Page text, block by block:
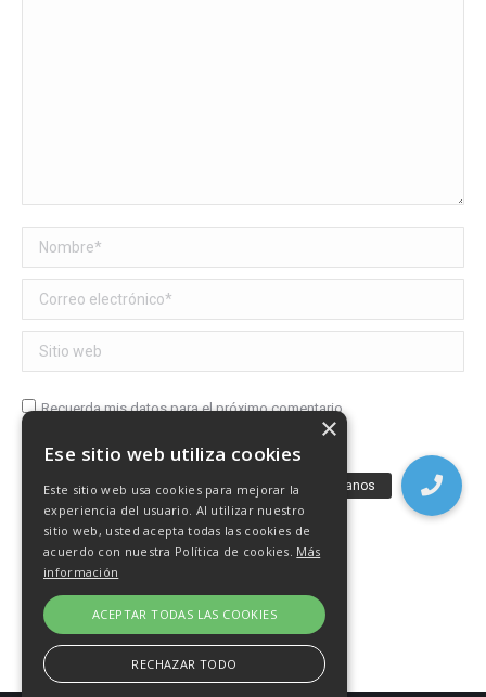
Nombre *
Correo electrónico *
Sitio web
Recuerda mis datos para el próximo comentario
Publicar comentario
Ese sitio web utiliza cookies
Este sitio web usa cookies para mejorar la
experiencia del usuario. Al utilizar nuestro
sitio web, usted acepta todas las cookies de
acuerdo con nuestra Política de cookies. Más
información
ACEPTAR TODAS LAS COOKIES
RECHAZAR TODO
×